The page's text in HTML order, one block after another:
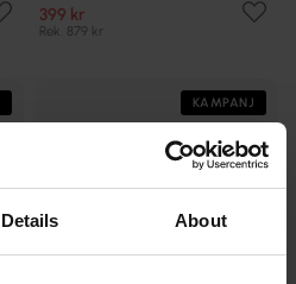
Details About
399 kr
Rek. 879 kr
KAMPANJ